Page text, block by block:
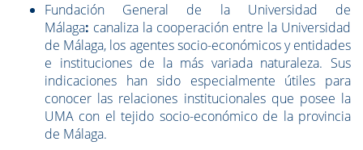
Fundación General de la Universidad de
Málaga: canaliza la cooperación entre la Universidad
de Málaga, los agentes socio-económicos y entidades
e instituciones de la más variada naturaleza. Sus
indicaciones han sido especialmente útiles para
conocer las relaciones institucionales que posee la
UMA con el tejido socio-económico de la provincia
de Málaga.